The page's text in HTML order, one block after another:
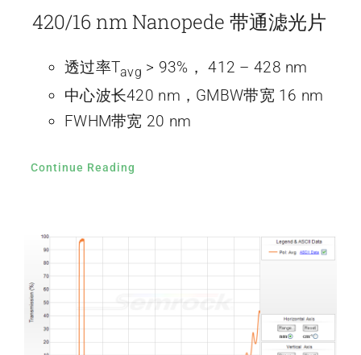
420/16 nm Nanopede 带通滤光片
透过率Tavg > 93%， 412 – 428 nm
中心波长420 nm，GMBW带宽 16 nm
FWHM带宽 20 nm
Continue Reading